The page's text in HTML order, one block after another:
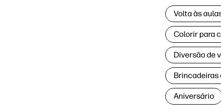
Volta às
Colorir para
Diversão de
Brincadeiras
Aniversário